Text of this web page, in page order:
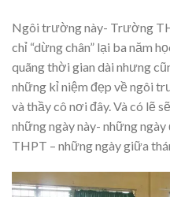
Ngôi trường này- Trường
chỉ “dừng chân” lại ba năm
quãng thời gian dài nhưng
những kỉ niệm đẹp về ngôi
và thầy cô nơi đây. Và có lẽ
những ngày này- những
THPT – những ngày giữa